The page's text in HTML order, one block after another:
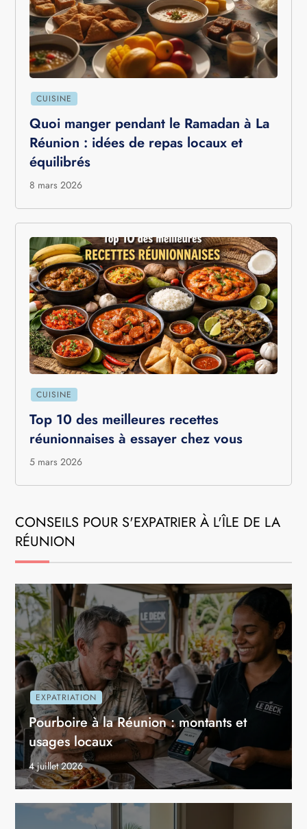
CUISINE
Quoi manger pendant le Ramadan à La
Réunion : idées de repas locaux et
équilibrés
8 mars 2026
CUISINE
Top 10 des meilleures recettes
réunionnaises à essayer chez vous
5 mars 2026
CONSEILS POUR S'EXPATRIER À L'ÎLE DE LA
RÉUNION
EXPATRIATION
Pourboire à la Réunion : montants et
usages locaux
4 juillet 2026